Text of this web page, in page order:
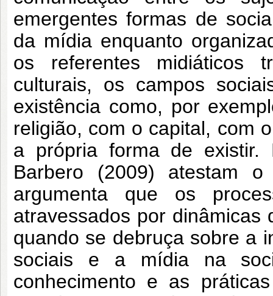
emergentes formas de
da mídia enquanto
os referentes midiáticos
culturais, os campos
existência como, por
religião, com o capital, com
a própria forma de existir.
Barbero (2009) atestam
argumenta que os
atravessados por
quando se debruça sobre a
sociais e a mídia na
conhecimento e as